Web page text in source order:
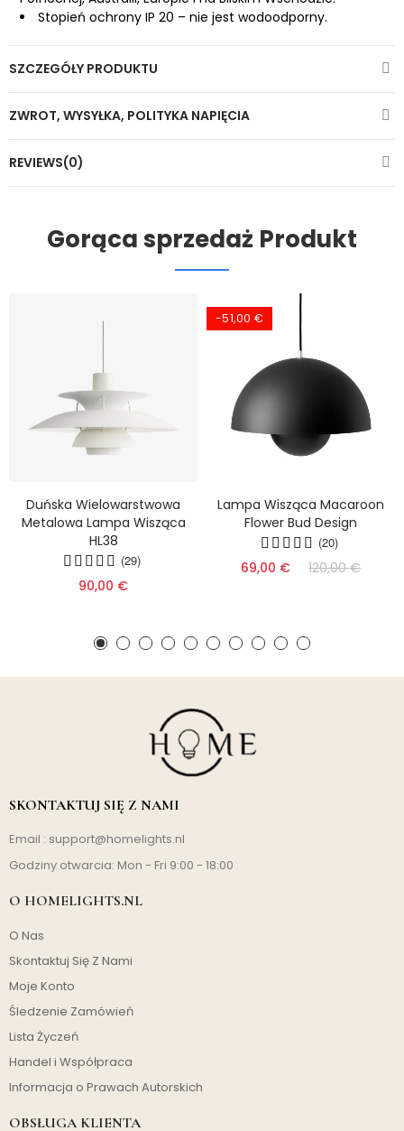
Stopień ochrony IP 20 – nie jest wodoodporny.
SZCZEGÓŁY PRODUKTU
ZWROT, WYSYŁKA, POLITYKA NAPIĘCIA
REVIEWS(0)
Gorąca sprzedaż Produkt
Duńska Wielowarstwowa
Metalowa Lampa Wisząca
HL38
(29)
90,00 €
-51,00 €
Lampa Wisząca Macaroon
Flower Bud Design
(20)
69,00 € 120,00 €
SKONTAKTUJ SIĘ Z NAMI
Email : support@homelights.nl
Godziny otwarcia: Mon - Fri 9:00 - 18:00
O HOMELIGHTS.NL
O Nas
Skontaktuj Się Z Nami
Moje Konto
Śledzenie Zamówień
Lista Życzeń
Handel i Współpraca
Informacja o Prawach Autorskich
OBSŁUGA KLIENTA